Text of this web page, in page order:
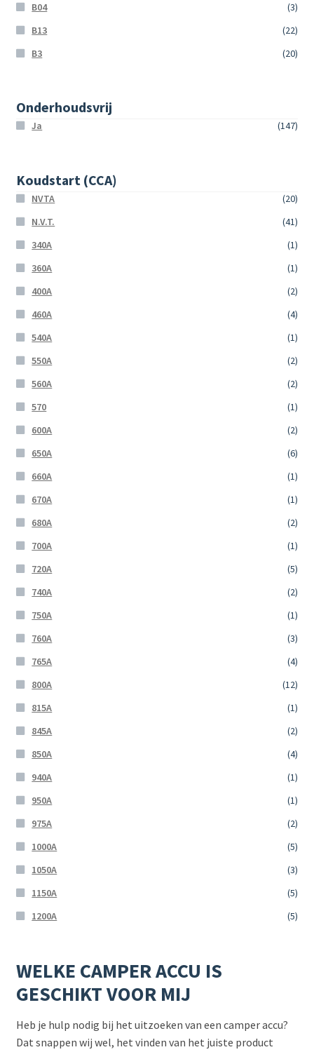
B04
(3)
B13
(22)
B3
(20)
Onderhoudsvrij
Ja (147)
Koudstart (CCA)
NVTA
(20)
N.V.T.
(41)
340A
(1)
360A
(1)
400A
(2)
460A
(4)
540A
(1)
550A
(2)
560A
(2)
570
(1)
600A
(2)
650A
(6)
660A
(1)
670A
(1)
680A
(2)
700A
(1)
720A
(5)
740A
(2)
750A
(1)
760A
(3)
765A
(4)
800A
(12)
815A
(1)
845A
(2)
850A
(4)
940A
(1)
950A
(1)
975A
(2)
1000A
(5)
1050A
(3)
1150A
(5)
1200A
(5)
WELKE CAMPER ACCU IS
GESCHIKT VOOR MIJ
Heb je hulp nodig bij het uitzoeken van een camper accu?
Dat snappen wij wel, het vinden van het juiste product